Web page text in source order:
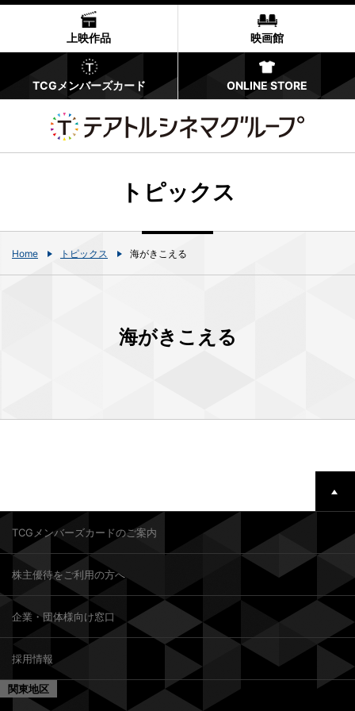
上映作品 映画館
TCGメンバーズカード ONLINE STORE
トピックス
Home トピックス 海がきこえる
海がきこえる
TCGメンバーズカードのご案内
株主優待をご利用の方へ
企業・団体様向け窓口
採用情報
関東地区